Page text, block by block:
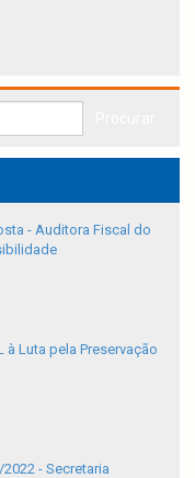
- Auditora Fiscal do
à Luta pela Preservação
- Secretaria